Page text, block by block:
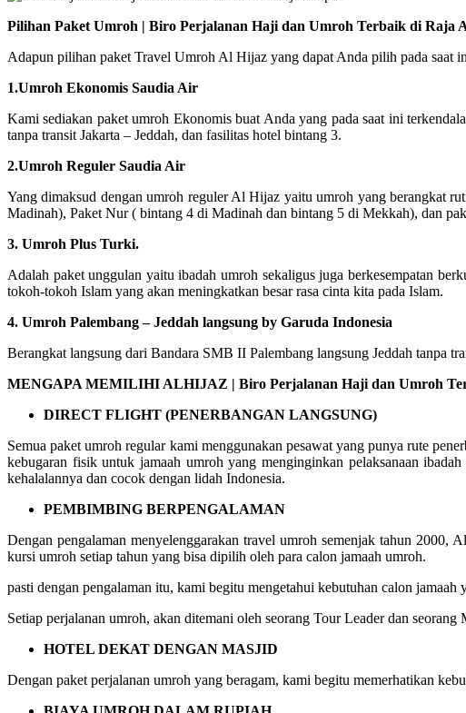
Pilihan Paket Umroh | Biro Perjalanan Haji dan Umroh Terbaik di Raja
Adapun pilihan paket Travel Umroh Al Hijaz yang dapat Anda pilih pada saat
1.Umroh Ekonomis Saudia Air
Kami sediakan paket umroh Ekonomis buat Anda yang pada saat ini
tanpa transit Jakarta – Jeddah, dan fasilitas hotel bintang 3.
2.Umroh Reguler Saudia Air
Yang dimaksud dengan umroh reguler Al Hijaz yaitu umroh yang berangkat
Madinah), Paket Nur ( bintang 4 di Madinah dan bintang 5 di Mekkah), dan
3. Umroh Plus Turki.
Adalah paket unggulan yaitu ibadah umroh sekaligus juga berkesempatan
tokoh-tokoh Islam yang akan meningkatkan besar rasa cinta kita pada Islam.
4. Umroh Palembang – Jeddah langsung by Garuda Indonesia
Berangkat langsung dari Bandara SMB II Palembang langsung Jeddah tanpa
MENGAPA MEMILIHI ALHIJAZ | Biro Perjalanan Haji dan Umroh
DIRECT FLIGHT (PENERBANGAN LANGSUNG)
Semua paket umroh regular kami menggunakan pesawat yang punya rute
kebugaran fisik untuk jamaah umroh yang menginginkan pelaksanaan
kehalalannya dan cocok dengan lidah Indonesia.
PEMBIMBING BERPENGALAMAN
Dengan pengalaman menyelenggarakan travel umroh semenjak tahun 2000,
kursi umroh setiap tahun yang bisa dipilih oleh para calon jamaah umroh.
pasti dengan pengalaman itu, kami begitu mengetahui kebutuhan calon
Setiap perjalanan umroh, akan ditemani oleh seorang Tour Leader dan
HOTEL DEKAT DENGAN MASJID
Dengan paket perjalanan umroh yang beragam, kami begitu memerhatikan